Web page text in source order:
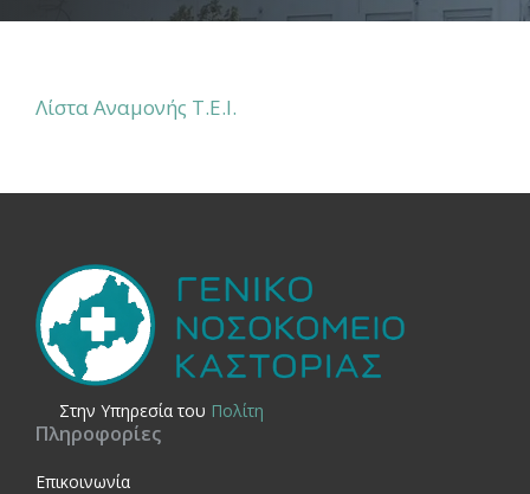
Λίστα Αναμονής Τ.Ε.Ι.
Στην Yπηρεσία του Πολίτη
Πληροφορίες
Επικοινωνία